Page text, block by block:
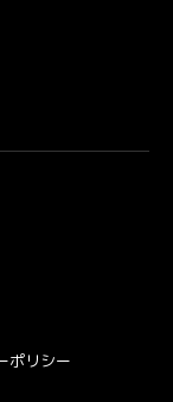
ポリシー